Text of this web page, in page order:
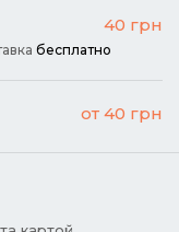
40 грн
бесплатно
от 40 грн